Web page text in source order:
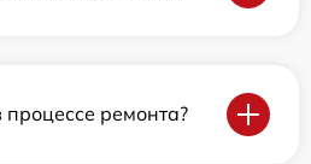
ремонта?